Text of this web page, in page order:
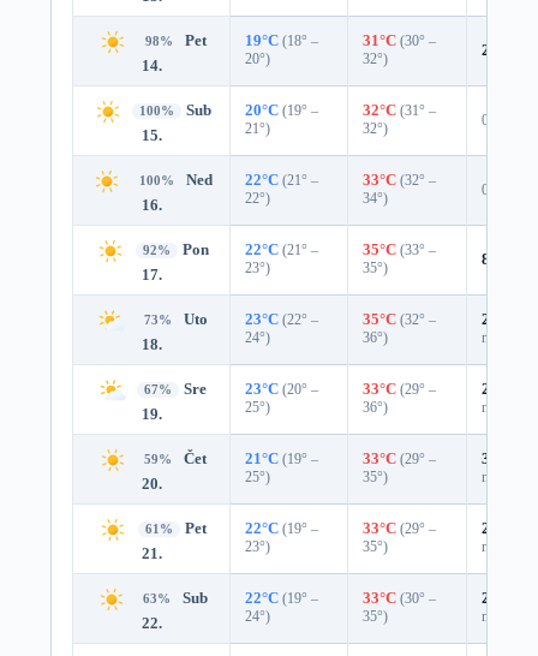
98%
Pet
14.
19°C (18° –
20°)
31°C (30° –
32°)
2%
100%
Sub
15.
20°C (19° –
21°)
32°C (31° –
32°)
0%
100%
Ned
16.
22°C (21° –
22°)
33°C (32° –
34°)
0%
92%
Pon
17.
22°C (21° –
23°)
35°C (33° –
35°)
8%
73%
Uto
18.
23°C (22° –
24°)
35°C (32° –
36°)
27%
mm)
67%
Sre
19.
23°C (20° –
25°)
33°C (29° –
36°)
29%
mm)
59%
Čet
20.
21°C (19° –
25°)
33°C (29° –
35°)
35%
mm)
61%
Pet
21.
22°C (19° –
23°)
33°C (29° –
35°)
25%
mm)
63%
Sub
22.
22°C (19° –
24°)
33°C (30° –
35°)
25%
mm)